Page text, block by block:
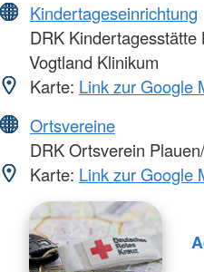
Kindertageseinrichtung
DRK
Vogtland Klinikum
Karte: Link zur Google
Ortsvereine
DRK Ortsverein
Karte: Link zur Google